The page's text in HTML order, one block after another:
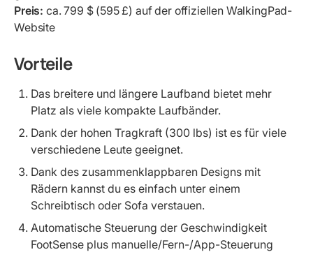
Preis: ca. 799 $ (595 £) auf der offiziellen WalkingPad-
Website
Vorteile
Das breitere und längere Laufband bietet mehr
Platz als viele kompakte Laufbänder.
Dank der hohen Tragkraft (300 lbs) ist es für viele
verschiedene Leute geeignet.
Dank des zusammenklappbaren Designs mit
Rädern kannst du es einfach unter einem
Schreibtisch oder Sofa verstauen.
Automatische Steuerung der Geschwindigkeit
FootSense plus manuelle/Fern-/App-Steuerung